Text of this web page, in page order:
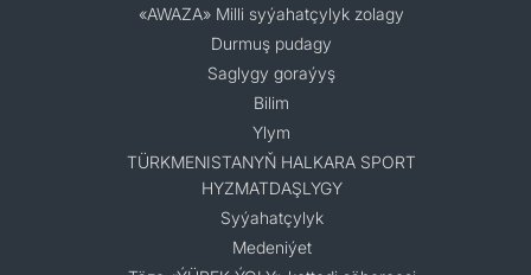
«AWAZA» Milli syýahatçylyk zolagy
Durmuş pudagy
Saglygy goraýyş
Bilim
Ylym
TÜRKMENISTANYŇ HALKARA SPORT
HYZMATDAŞLYGY
Syýahatçylyk
Medeniýet